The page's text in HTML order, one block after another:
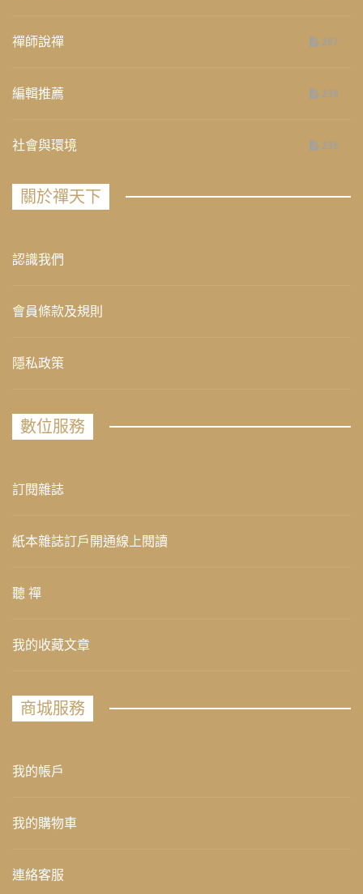
禪師說禪 267
編輯推薦 236
社會與環境 235
關於禪天下
認識我們
會員條款及規則
隱私政策
數位服務
訂閱雜誌
紙本雜誌訂戶開通線上閱讀
聽 禪
我的收藏文章
商城服務
我的帳戶
我的購物車
連絡客服